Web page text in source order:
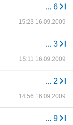
... 6
15:23 16.09.2009
... 3
15:11 16.09.2009
... 2
14:56 16.09.2009
... 9